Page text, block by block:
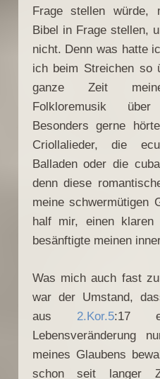
Frage stellen würde,
Bibel in Frage stellen,
nicht. Denn was hatte
ich beim Streichen so
ganze Zeit meine
Folkloremusik
Besonders gerne
Criollalieder, die
Balladen oder die
denn diese
meine schwermütigen
half mir, einen
besänftigte meinen
Was mich auch fast
war der Umstand,
aus 2.Kor.5:17
Lebensveränderung
meines Glaubens
schon seit langer